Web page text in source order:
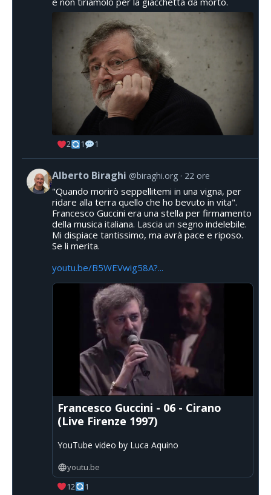
2 1 1
Alberto Biraghi @biraghi.org 22 ore
"Quando morirò seppellitemi in una vigna, per
ridare alla terra quello che ho bevuto in vita".
Francesco Guccini era una stella per firmamento
della musica italiana. Lascia un segno indelebile.
Mi dispiace tantissimo, ma avrà pace e riposo.
Se li merita.
youtu.be/B5WEVwig58A?...
Francesco Guccini - 06 - Cirano
(Live Firenze 1997)
YouTube video by Luca Aquino
youtu.be
12
1